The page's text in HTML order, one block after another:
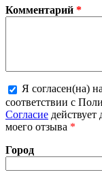
Комментарий *
Более
форматах
Я согласен(на)
соответствии с
Согласие
моего отзыва *
Город